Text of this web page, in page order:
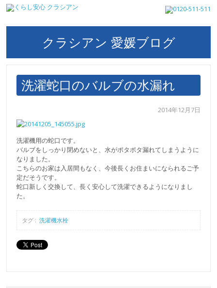
クラシアン 愛媛ブログ
洗濯蛇口のバルブの水漏れ
2014年12月7日
洗濯機用の蛇口です。
バルブをしっかり閉めないと、水がポタポタ漏れてしまうように
なりました。
こちらのお家は入居間もなく、今後長くお住まいになられるご予
定だそうです。
蛇口新しく交換して、長く安心して洗濯できるようになりまし
た。
タグ :洗濯機水栓